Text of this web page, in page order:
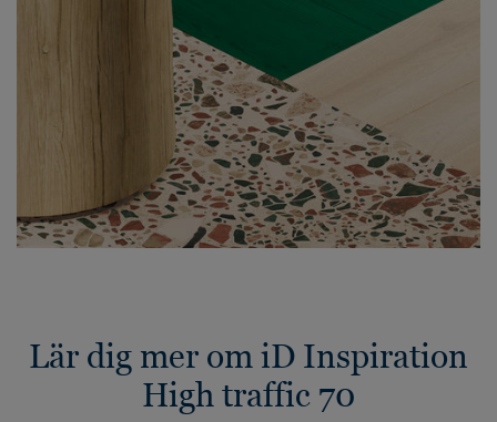
Lär dig mer om iD Inspiration
High traffic 70